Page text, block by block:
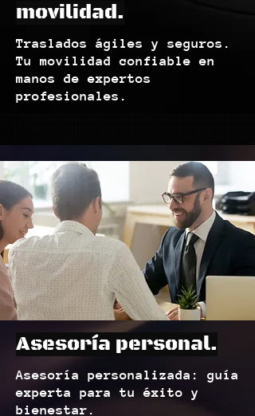
movilidad.
Traslados ágiles y seguros.
Tu movilidad confiable en
manos de expertos
profesionales.
Asesoría personal.
Asesoría personalizada: guía
experta para tu éxito y
bienestar.